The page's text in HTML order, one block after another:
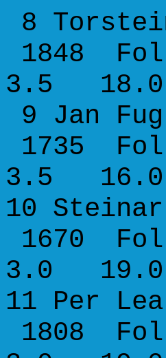
8
1848
3.5
9 Jan
1735
3.5
10
1670
3.0
11
1808